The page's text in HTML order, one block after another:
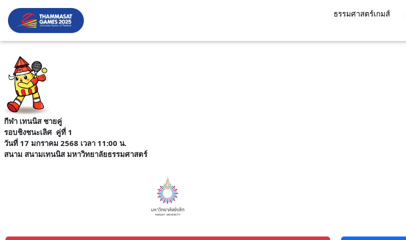
ธรรมศาสตร์เกมส์
กีฬา เทนนิส ชายคู่
รอบชิงชนะเลิศ คู่ที่ 1
วันที่ 17 มกราคม 2568 เวลา 11:00 น.
สนาม สนามเทนนิส มหาวิทยาลัยธรรมศาสตร์